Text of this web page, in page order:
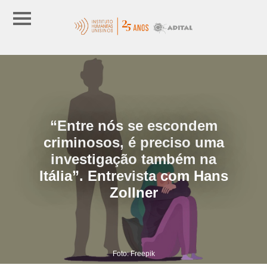
“Entre nós se escondem
criminosos, é preciso uma
investigação também na
Itália”. Entrevista com Hans
Zollner
Foto: Freepik